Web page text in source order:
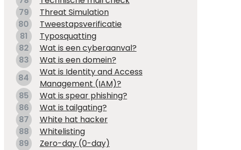
79
Threat Simulation
80
Tweestapsverificatie
81
Typosquatting
82
Wat is een cyberaanval?
83
Wat is een domein?
84
Wat is Identity and Access
Management (IAM)?
85
Wat is spear phishing?
86
Wat is tailgating?
87
White hat hacker
88
Whitelisting
89
Zero-day (0-day)